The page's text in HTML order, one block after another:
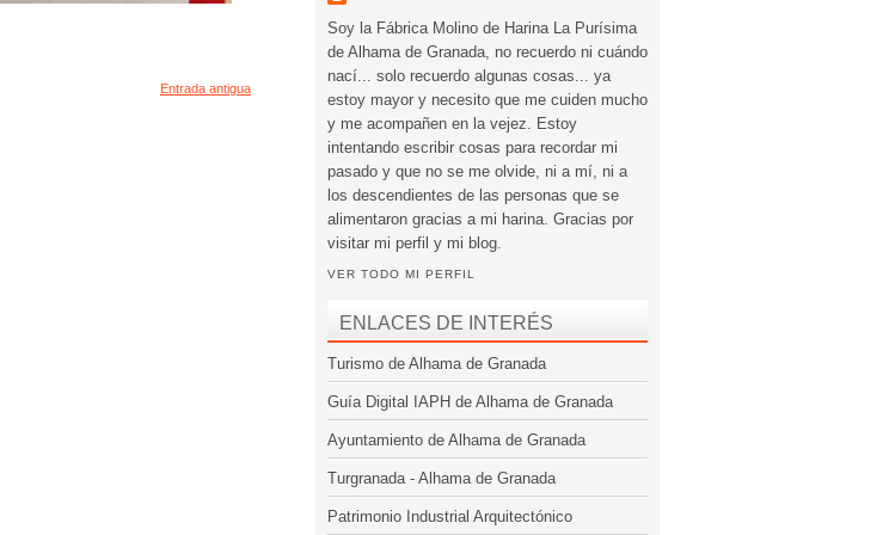
Entrada antigua
Soy la Fábrica Molino de Harina La Purísima
de Alhama de Granada, no recuerdo ni cuándo
nací... solo recuerdo algunas cosas... ya
estoy mayor y necesito que me cuiden mucho
y me acompañen en la vejez. Estoy
intentando escribir cosas para recordar mi
pasado y que no se me olvide, ni a mí, ni a
los descendientes de las personas que se
alimentaron gracias a mi harina. Gracias por
visitar mi perfil y mi blog.
VER TODO MI PERFIL
ENLACES DE INTERÉS
Turismo de Alhama de Granada
Guía Digital IAPH de Alhama de Granada
Ayuntamiento de Alhama de Granada
Turgranada - Alhama de Granada
Patrimonio Industrial Arquitectónico